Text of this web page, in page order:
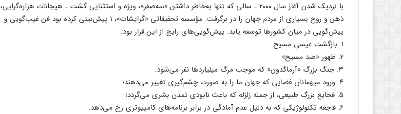
با نزدیک شدن آغاز سال ۲۰۰۰ ـ سالی که تنها به‌خاطر داشتن «سه‌صفر»، ویژه و استثنایی گشت ـ هیجانات هزاره‌گرایی،
ذهن و روح بسیاری از مردم جهان را در برگرفت. مؤسسه تحقیقاتی «گرایشات»، ۱ پیش‌بینی کرده بود فن غیب‌گویی و
پیش‌گویی در میان کشورها توسعه یابد. پیش‌گویی‌های رایج از این قرار بود:
۱. بازگشت عیسی مسیح.
۲. ظهور «ضد مسیح»
۳. جنگ بزرگ «آرماگدون» که موجب مرگ میلیاردها نفر می‌شود.
۴. ورود میهمانان فضایی که جهان ما را به صورت چشم‌گیری تغییر می‌دهند؛
۵. فجایع بزرگ طبیعی، از جمله زلزله که باعث نابودی تمدن بشری می‌گردد؛
۶. فاجعه تکنولوژیکی که به دلیل عدم آمادگی در برابر برنامه‌های کامپیوتری رخ می‌دهد.